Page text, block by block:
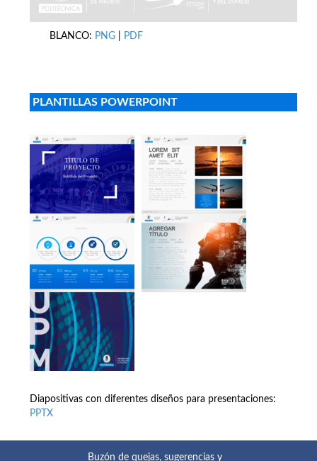
BLANCO: PNG PDF
PLANTILLAS POWERPOINT
Diapositivas con diferentes diseños para presentaciones:
PPTX
Buzón de quejas, sugerencias y